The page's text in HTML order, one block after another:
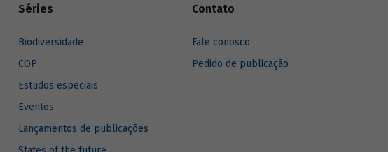
Séries
Biodiversidade
COP
Estudos especiais
Eventos
Lançamentos de publicações
Contato
Fale conosco
Pedido de publicação